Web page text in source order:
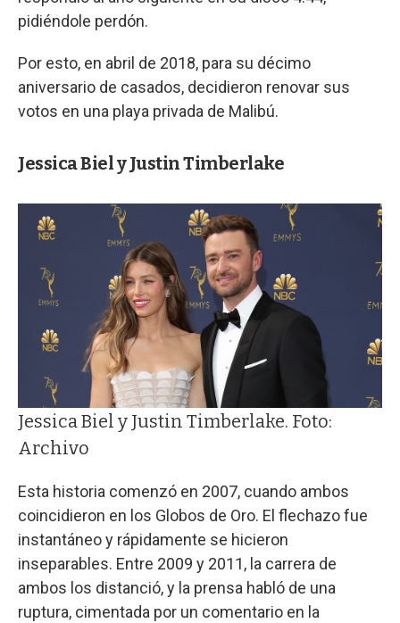
pidiéndole perdón.
Por esto, en abril de 2018, para su décimo
aniversario de casados, decidieron renovar sus
votos en una playa privada de Malibú.
Jessica Biel y Justin Timberlake
Jessica Biel y Justin Timberlake. Foto:
Archivo
Esta historia comenzó en 2007, cuando ambos
coincidieron en los Globos de Oro. El flechazo fue
instantáneo y rápidamente se hicieron
inseparables. Entre 2009 y 2011, la carrera de
ambos los distanció, y la prensa habló de una
ruptura, cimentada por un comentario en la